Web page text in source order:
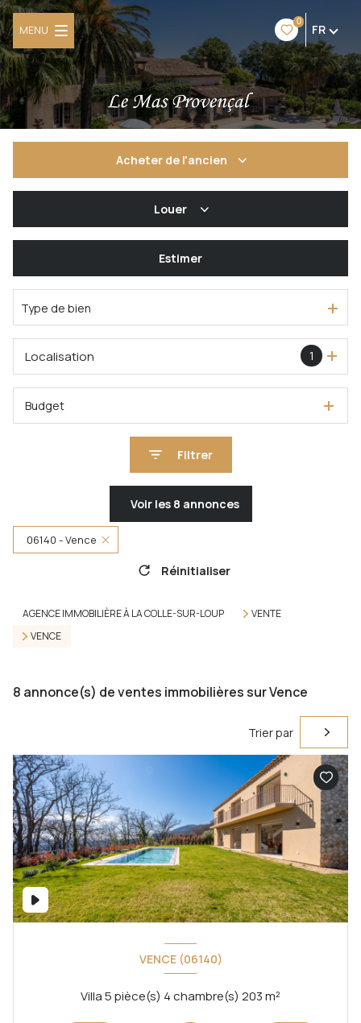
0
FR
MENU
Acheter de l'ancien
De l'immo pro
Louer
Estimer
Type de bien
1
Localisation
Budget
Filtrer
Voir les 8 annonces
06140 - Vence
Réinitialiser
AGENCE IMMOBILIÈRE À LA COLLE-SUR-LOUP
VENTE
VENCE
8 annonce(s) de ventes immobilières sur Vence
Trier par
VENCE (06140)
Villa 5 pièce(s) 4 chambre(s) 203 m²